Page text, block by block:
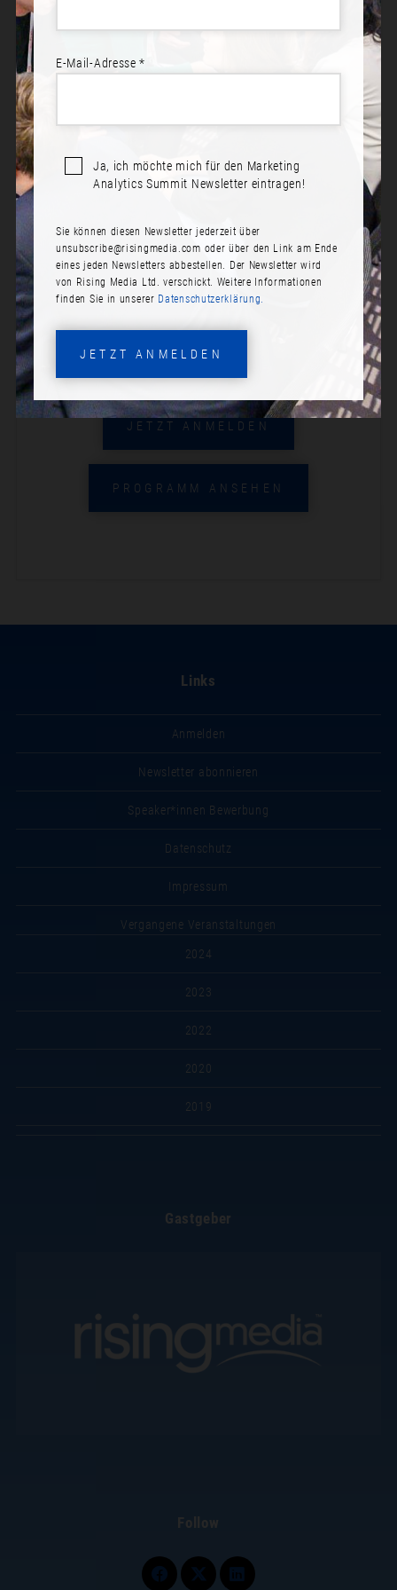
today’s complex customer journeys and omnichannel
consistently across every interaction. Attendees will also
implementing effective customer journey optimization.
JETZT ANMELDEN
PROGRAMM ANSEHEN
Links
Anmelden
Newsletter abonnieren
Speaker*innen Bewerbung
Datenschutz
Impressum
Vergangene Veranstaltungen
2024
2023
2022
2020
2019
Gastgeber
Follow
E-Mail-Adresse *
Ja, ich möchte mich für den Marketing
Analytics Summit Newsletter eintragen!
Sie können diesen Newsletter jederzeit über
unsubscribe@risingmedia.com oder über den Link am Ende
eines jeden Newsletters abbestellen. Der Newsletter wird
von Rising Media Ltd. verschickt. Weitere Informationen
finden Sie in unserer Datenschutzerklärung.
JETZT ANMELDEN